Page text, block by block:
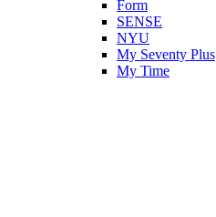
Form
SENSE
NYU
My Seventy Plus
My Time